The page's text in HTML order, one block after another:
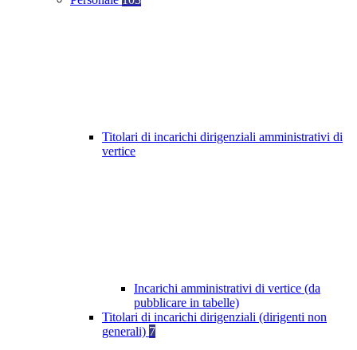
Titolari di incarichi dirigenziali amministrativi di
vertice
Incarichi amministrativi di vertice (da
pubblicare in tabelle)
Titolari di incarichi dirigenziali (dirigenti non
generali) 7